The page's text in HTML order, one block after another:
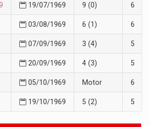
19/07/1969 9 (0) 6
03/08/1969 6 (1) 6
07/09/1969 3 (4) 5
20/09/1969 4 (3) 5
05/10/1969 Motor 6
19/10/1969 5 (2) 5